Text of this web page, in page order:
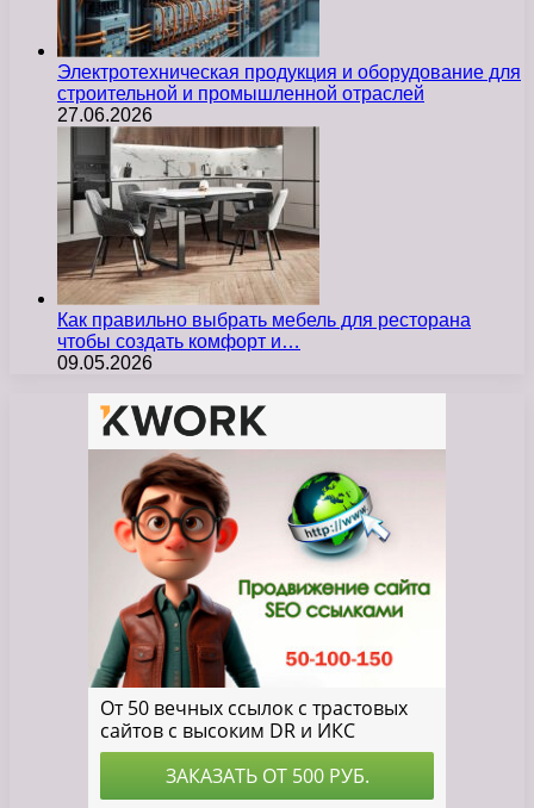
Электротехническая продукция и оборудование для
строительной и промышленной отраслей
27.06.2026
Как правильно выбрать мебель для ресторана
чтобы создать комфорт и…
09.05.2026